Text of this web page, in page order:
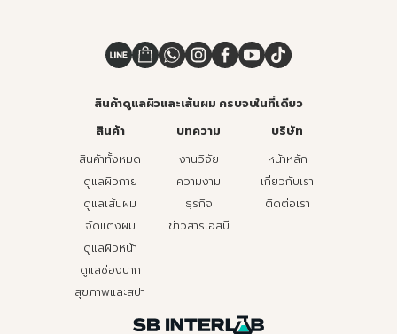
สินค้าดูแลผิวและเส้นผม ครบจบในที่เดียว
สินค้า
สินค้าทั้งหมด
ดูแลผิวกาย
ดูแลเส้นผม
จัดแต่งผม
ดูแลผิวหน้า
ดูแลช่องปาก
สุขภาพและสปา
บทความ
งานวิจัย
ความงาม
ธุรกิจ
ข่าวสารเอสบี
บริษัท
หน้าหลัก
เกี่ยวกับเรา
ติดต่อเรา